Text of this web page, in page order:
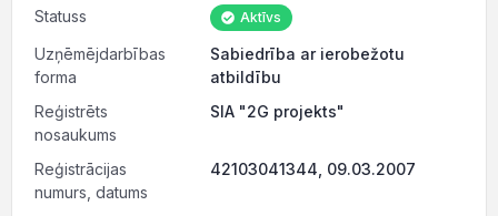
Statuss Aktīvs
Uzņēmējdarbības
forma
Sabiedrība ar ierobežotu
atbildību
Reģistrēts
nosaukums
SIA "2G projekts"
Reģistrācijas
numurs, datums
42103041344, 09.03.2007